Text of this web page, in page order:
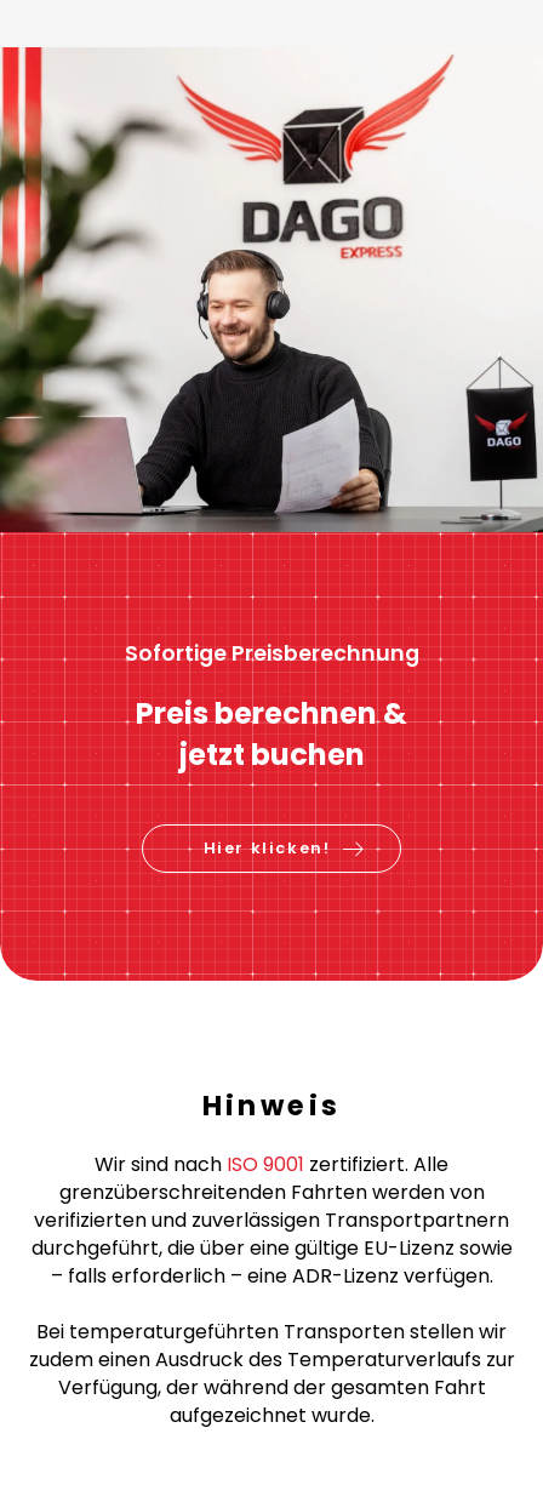
Sofortige Preisberechnung
Preis berechnen &
jetzt buchen
Hier klicken!
Hinweis
Wir sind nach ISO 9001 zertifiziert. Alle
grenzüberschreitenden Fahrten werden von
verifizierten und zuverlässigen Transportpartnern
durchgeführt, die über eine gültige EU-Lizenz sowie
– falls erforderlich – eine ADR-Lizenz verfügen.
Bei temperaturgeführten Transporten stellen wir
zudem einen Ausdruck des Temperaturverlaufs zur
Verfügung, der während der gesamten Fahrt
aufgezeichnet wurde.